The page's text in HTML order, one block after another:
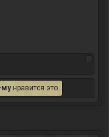
мунравится это.